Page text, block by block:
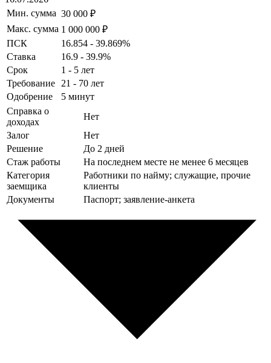
Мин. сумма 30 000 ₽
Макс. сумма 1 000 000 ₽
ПСК
16.854 - 39.869%
Ставка
16.9 - 39.9%
Срок
1 - 5 лет
Требование
21 - 70 лет
Одобрение
5 минут
Справка о
доходах
Нет
Залог
Нет
Решение
До 2 дней
Стаж работы
На последнем месте не менее 6 месяцев
Категория
заемщика
Работники по найму; служащие, прочие
клиенты
Документы
Паспорт; заявление-анкета